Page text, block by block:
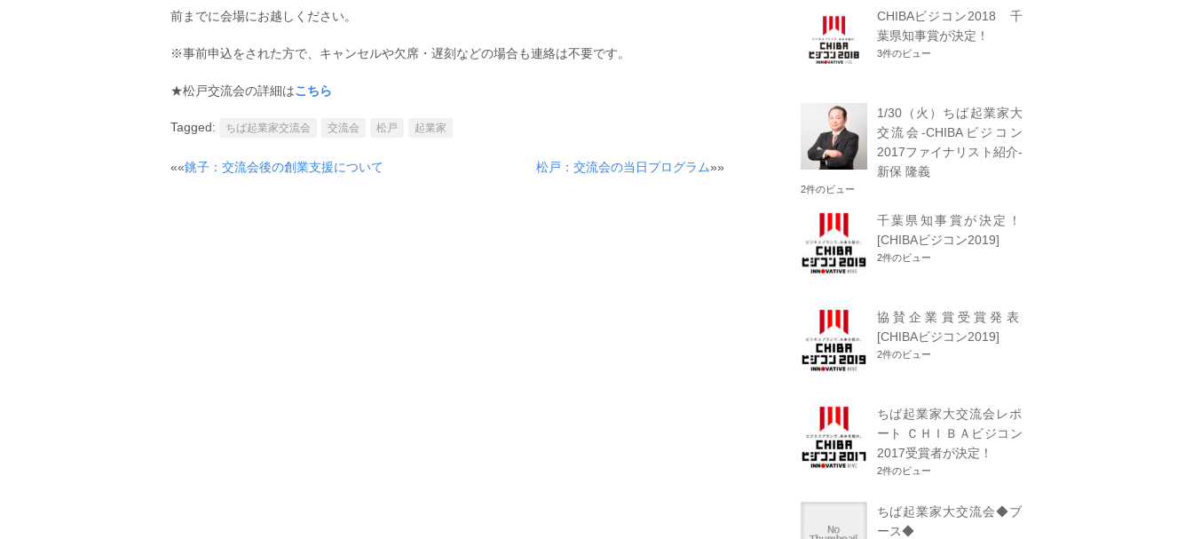
前までに会場にお越しください。
※事前申込をされた方で、キャンセルや欠席・遅刻などの場合も連絡は不要です。
★松戸交流会の詳細はこちら
Tagged: ちば起業家交流会 交流会 松戸 起業家
Post
««銚子：交流会後の創業支援について 松戸：交流会の当日プログラム»»
CHIBAビジコン2018 千
葉県知事賞が決定！
3件のビュー
1/30（火）ちば起業家大
交流会-CHIBAビジコン
2017ファイナリスト紹介-
新保 隆義
2件のビュー
千葉県知事賞が決定！
[CHIBAビジコン2019]
2件のビュー
協賛企業賞受賞発表
[CHIBAビジコン2019]
2件のビュー
ちば起業家大交流会レポ
ート ＣＨＩＢＡビジコン
2017受賞者が決定！
2件のビュー
ちば起業家大交流会◆ブ
ース◆